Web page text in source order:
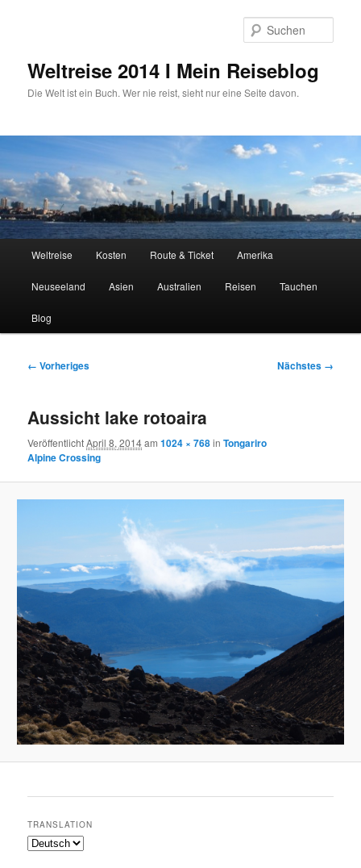
Weltreise 2014 I Mein Reiseblog
Die Welt ist ein Buch. Wer nie reist, sieht nur eine Seite davon.
Weltreise Kosten Route & Ticket Amerika
Neuseeland Asien Australien Reisen Tauchen
Blog
Bilder-
← Vorheriges Nächstes →
Aussicht lake rotoaira
VeröffentlichtApril 8, 2014am1024 × 768inTongariro
Alpine Crossing
TRANSLATION